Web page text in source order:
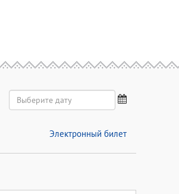
Электронный билет